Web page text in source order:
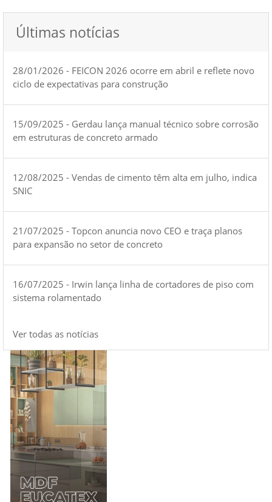
Últimas notícias
28/01/2026 - FEICON 2026 ocorre em abril e reflete novo
ciclo de expectativas para construção
15/09/2025 - Gerdau lança manual técnico sobre corrosão
em estruturas de concreto armado
12/08/2025 - Vendas de cimento têm alta em julho, indica
SNIC
21/07/2025 - Topcon anuncia novo CEO e traça planos
para expansão no setor de concreto
16/07/2025 - Irwin lança linha de cortadores de piso com
sistema rolamentado
Ver todas as notícias